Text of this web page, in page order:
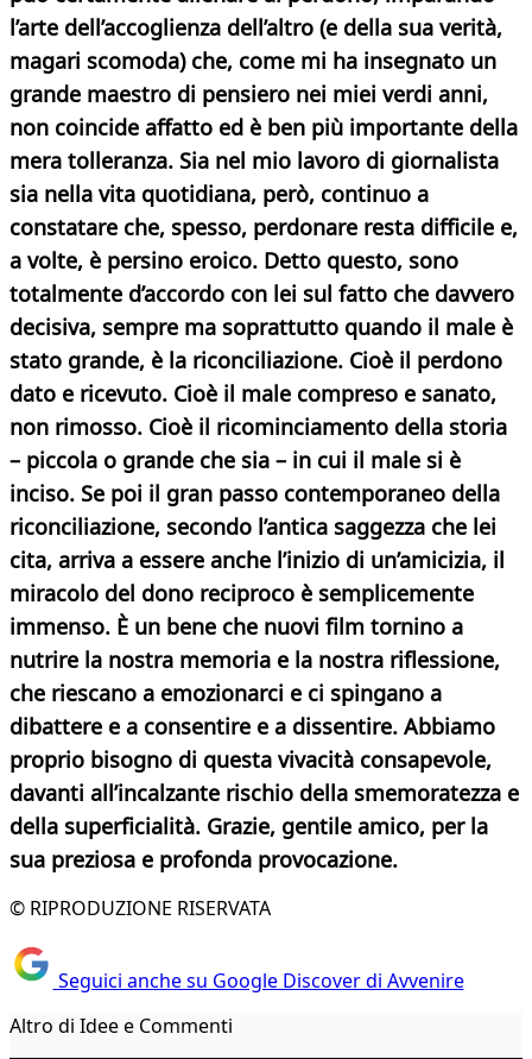
l’arte dell’accoglienza dell’altro (e della sua verità,
magari scomoda) che, come mi ha insegnato un
grande maestro di pensiero nei miei verdi anni,
non coincide affatto ed è ben più importante della
mera tolleranza. Sia nel mio lavoro di giornalista
sia nella vita quotidiana, però, continuo a
constatare che, spesso, perdonare resta difficile e,
a volte, è persino eroico. Detto questo, sono
totalmente d’accordo con lei sul fatto che davvero
decisiva, sempre ma soprattutto quando il male è
stato grande, è la riconciliazione. Cioè il perdono
dato e ricevuto. Cioè il male compreso e sanato,
non rimosso. Cioè il ricominciamento della storia
– piccola o grande che sia – in cui il male si è
inciso. Se poi il gran passo contemporaneo della
riconciliazione, secondo l’antica saggezza che lei
cita, arriva a essere anche l’inizio di un’amicizia, il
miracolo del dono reciproco è semplicemente
immenso. È un bene che nuovi film tornino a
nutrire la nostra memoria e la nostra riflessione,
che riescano a emozionarci e ci spingano a
dibattere e a consentire e a dissentire. Abbiamo
proprio bisogno di questa vivacità consapevole,
davanti all’incalzante rischio della smemoratezza e
della superficialità. Grazie, gentile amico, per la
sua preziosa e profonda provocazione.
© RIPRODUZIONE RISERVATA
Seguici anche su Google Discover di Avvenire
Altro di Idee e Commenti